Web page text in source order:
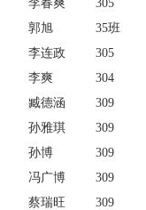
李春爽 305
郭旭 35班
李连政 305
李爽 304
臧德涵 309
孙雅琪 309
孙博 309
冯广博 309
蔡瑞旺 309